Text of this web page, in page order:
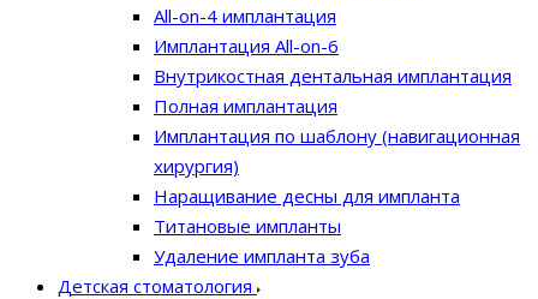
All-on-4 имплантация
Имплантация All-on-6
Внутрикостная дентальная имплантация
Полная имплантация
Имплантация по шаблону (навигационная
хирургия)
Наращивание десны для импланта
Титановые импланты
Удаление импланта зуба
Детская стоматология